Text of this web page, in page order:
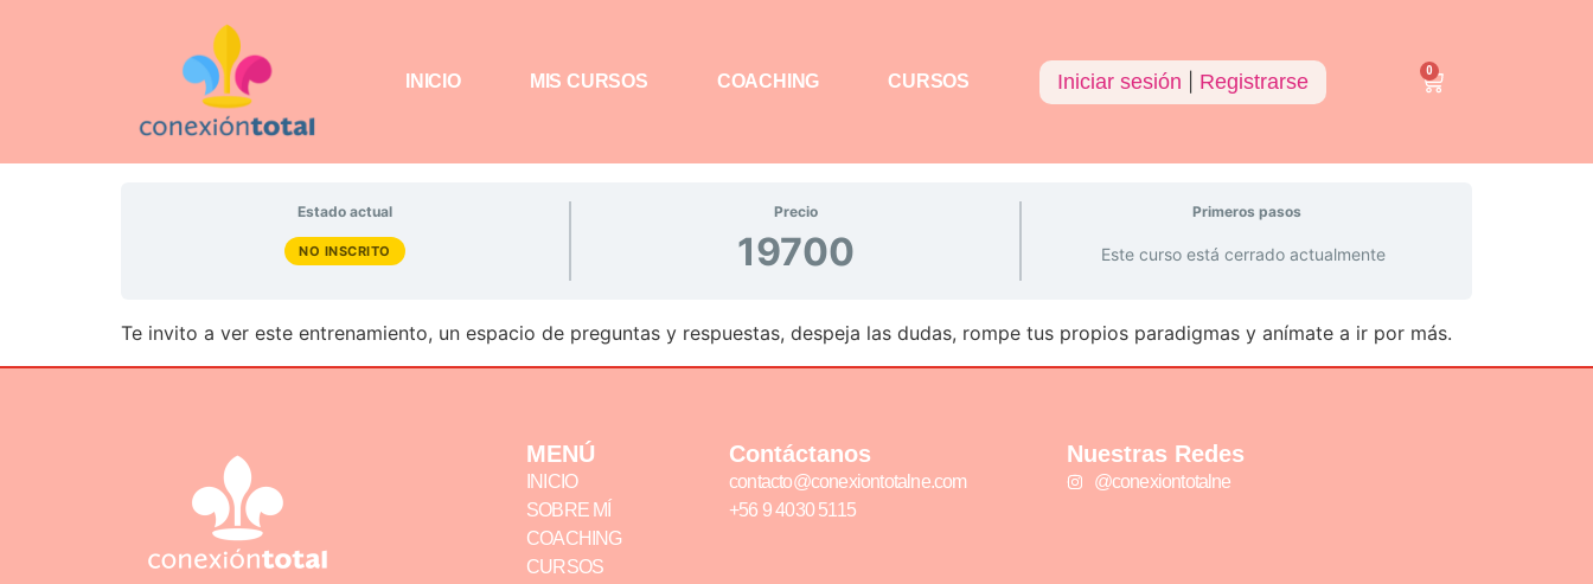
INICIO MIS CURSOS COACHING CURSOS Iniciar sesión Registrarse 0
Estado actual
NO INSCRITO
Precio
19700
Primeros pasos
Este curso está cerrado actualmente
Te invito a ver este entrenamiento, un espacio de preguntas y respuestas, despeja las dudas, rompe tus propios paradigmas y anímate a ir por más.
MENÚ
INICIO
SOBRE MÍ
COACHING
CURSOS
Contáctanos
contacto@conexiontotalne.com
+56 9 4030 5115
Nuestras Redes
@conexiontotalne